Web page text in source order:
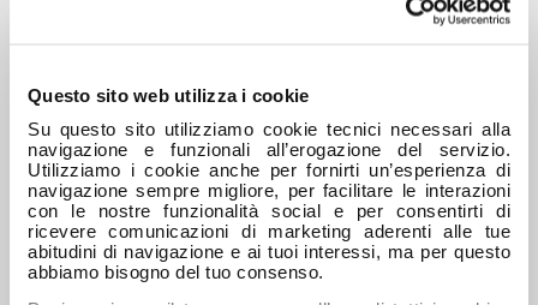
Questo sito web utilizza i cookie
Su questo sito utilizziamo cookie tecnici necessari alla
navigazione e funzionali all’erogazione del servizio.
Utilizziamo i cookie anche per fornirti un’esperienza di
navigazione sempre migliore, per facilitare le interazioni
con le nostre funzionalità social e per consentirti di
ricevere comunicazioni di marketing aderenti alle tue
abitudini di navigazione e ai tuoi interessi, ma per questo
abbiamo bisogno del tuo consenso.
Fonte Press: estratto Iveco